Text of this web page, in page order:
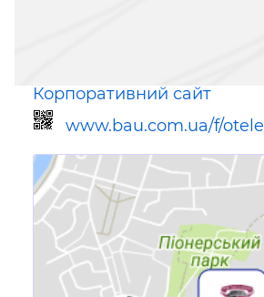
Корпоративний сайт
www.bau.com.ua/f/otele
Посилання для мобільних
пристроїв